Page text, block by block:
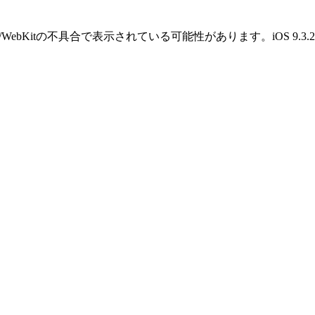
の不具合で表示されている可能性があります。iOS